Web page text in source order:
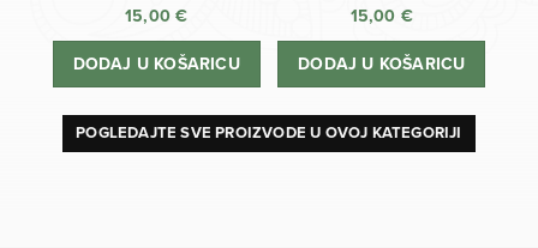
15,00€
DODAJ U KOŠARICU
15,00 €
DODAJ U KOŠARICU
POGLEDAJTE SVE PROIZVODE U OVOJ KATEGORIJI